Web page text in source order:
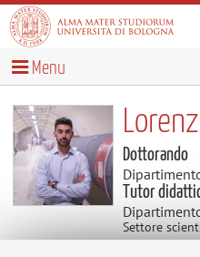
Menu
Dottorando
Tutor
Settore